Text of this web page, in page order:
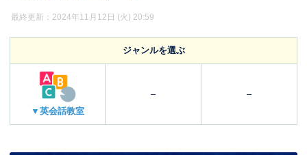
最終更新：2024年11月12日 (火) 20:59
ジャンルを選ぶ
▼英会話教室
– –